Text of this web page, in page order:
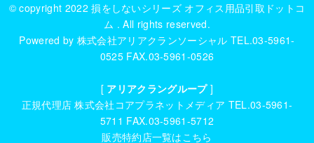
© copyright 2022損をしないシリーズ オフィス用品引取ドットコ
ム . All rights reserved.
Powered by 株式会社アリアクランソーシャル TEL.03-5961-
0525 FAX.03-5961-0526
[ アリアクラングループ]
正規代理店株式会社コアプラネットメディア TEL.03-5961-
5711 FAX.03-5961-5712
販売特約店一覧はこちら